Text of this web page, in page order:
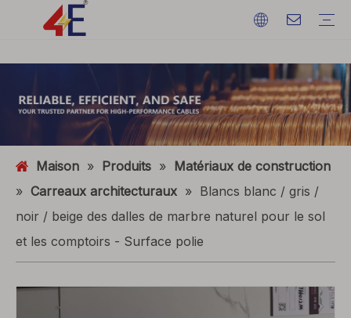
Maison » Produits » Matériaux de construction
» Carreaux architecturaux » Blancs blanc / gris /
noir / beige des dalles de marbre naturel pour le sol
et les comptoirs - Surface polie